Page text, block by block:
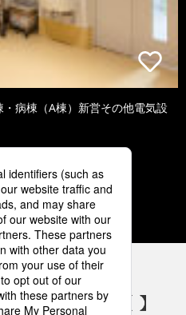
病棟（A棟）新営その他電気設
4 5
備 SNSアカウント